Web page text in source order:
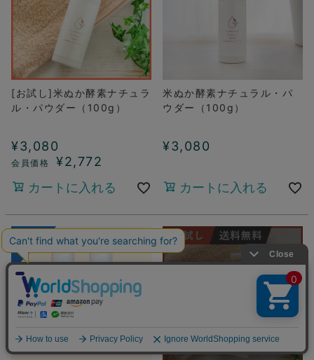
[お試し]米ぬか酵素ナチュラ
ル・パウダー（100g）
¥3,080
¥2,772
カートに入れる
米ぬか酵素ナチュラル・パ
ウダー（100g）
¥3,080
カートに入れる